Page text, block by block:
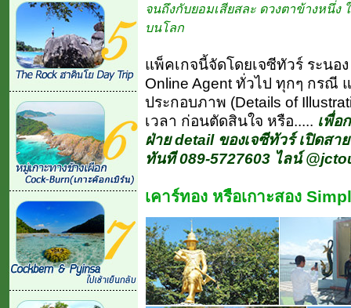
จนถึงกับยอมเสียสละ ดวงตาข้างหนึ่ง
บนโลก
แพ็คเกจนี้จัดโดยเจซีทัวร์ ระน
Online Agent ทั่วไป ทุกๆ กรณี
ประกอบภาพ (Details of
เวลา ก่อนตัดสินใจ หรือ..... เพื่อ
ฝ่าย detail ของเจซีทัวร์ เปิดส
ทันที 089-5727603 ไลน์
เคาร์ทอง หรือเกาะสอง